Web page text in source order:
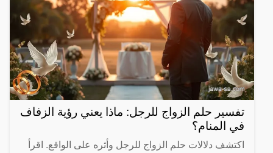
تفسير حلم الزواج للرجل: ماذا يعني رؤية الزفاف
في المنام؟
اكتشف دلالات حلم الزواج للرجل وأثره على الواقع. اقرأ